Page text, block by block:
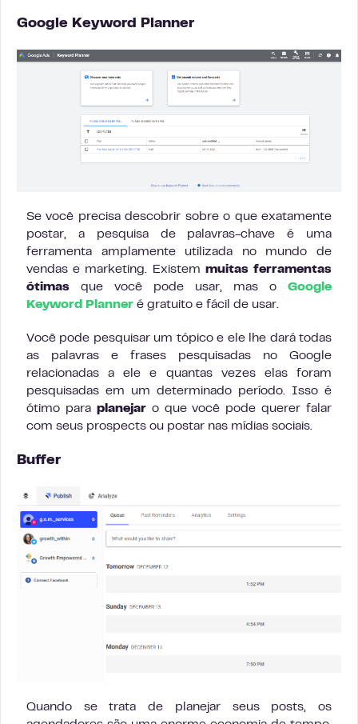
Google Keyword Planner
Se você precisa descobrir sobre o que exatamente
postar, a pesquisa de palavras-chave é uma
ferramenta amplamente utilizada no mundo de
vendas e marketing. Existem muitas ferramentas
ótimas que você pode usar, mas o Google
Keyword Planner é gratuito e fácil de usar.
Você pode pesquisar um tópico e ele lhe dará todas
as palavras e frases pesquisadas no Google
relacionadas a ele e quantas vezes elas foram
pesquisadas em um determinado período. Isso é
ótimo para planejaro que você pode querer falar
com seus prospects ou postar nas mídias sociais.
Buffer
Quando se trata de planejar seus posts, os